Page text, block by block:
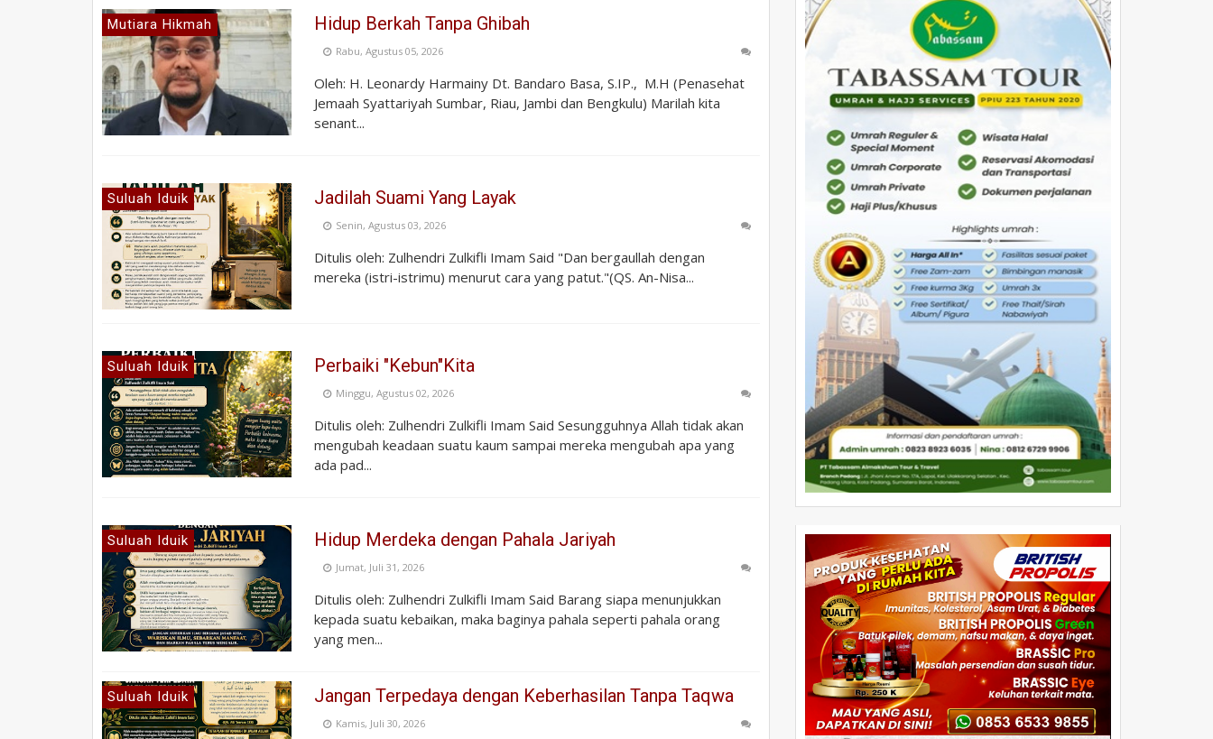
Mutiara Hikmah Hidup Berkah Tanpa Ghibah
Rabu, Agustus 05, 2026
Oleh: H. Leonardy Harmainy Dt. Bandaro Basa, S.IP., M.H (Penasehat
Jemaah Syattariyah Sumbar, Riau, Jambi dan Bengkulu) Marilah kita
senant...
Suluah Iduik Jadilah Suami Yang Layak
Senin, Agustus 03, 2026
Ditulis oleh: Zulhendri Zulkifli Imam Said "Dan bergaullah dengan
mereka (istri-istrimu) menurut cara yang patut."(QS. An-Nisa...
Suluah Iduik Perbaiki "Kebun"Kita
Minggu, Agustus 02, 2026
Ditulis oleh: Zulhendri Zulkifli Imam Said Sesungguhnya Allah tidak akan
mengubah keadaan suatu kaum sampai mereka mengubah apa yang
ada pad...
Suluah Iduik Hidup Merdeka dengan Pahala Jariyah
Jumat, Juli 31, 2026
Ditulis oleh: Zulhendri Zulkifli Imam Said Barang siapa menunjukkan
kepada suatu kebaikan, maka baginya pahala seperti pahala orang
yang men...
Suluah Iduik Jangan Terpedaya dengan Keberhasilan Tanpa Taqwa
Kamis, Juli 30, 2026